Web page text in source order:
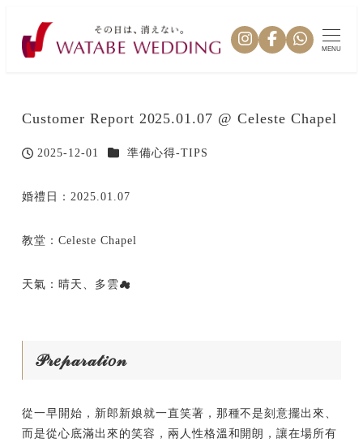
MENU
Customer Report 2025.01.07 @ Celeste Chapel
投稿日
2025-12-01 カテゴリー
準備心得-TIPS
婚禮日：2025.01.07
教堂：Celeste Chapel
天氣：晴天、多雲☁
𝒫𝓇𝑒𝓅𝒶𝓇𝒶𝓉𝒾𝑜𝓃
從一早開始，新郎新娘就一直笑著，那種不是刻意擺出來、
而是從心底滿出來的笑容，兩人性格溫和開朗，讓在場所有